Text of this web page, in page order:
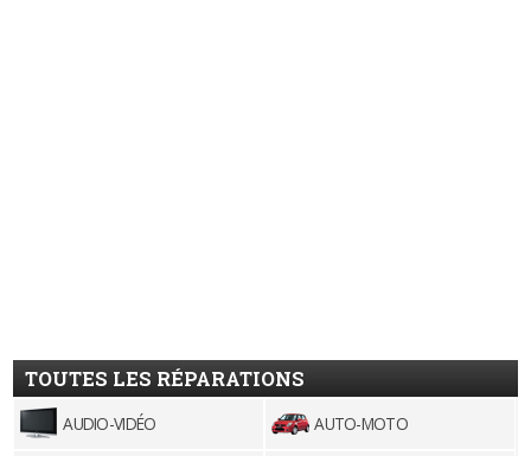
TOUTES LES RÉPARATIONS
AUDIO-VIDÉO AUTO-MOTO